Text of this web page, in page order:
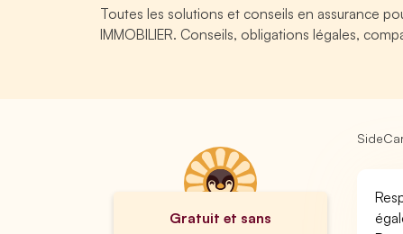
Toutes les solutions et conseils en assurance
IMMOBILIER. Conseils, obligations légales,
Gratuit et sans